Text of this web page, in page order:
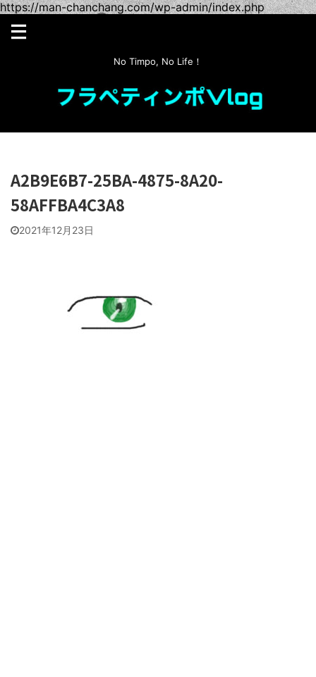
https://man-chanchang.com/wp-admin/index.php
No Timpo, No Life！
A2B9E6B7-25BA-4875-8A20-
58AFFBA4C3A8
2021年12月23日